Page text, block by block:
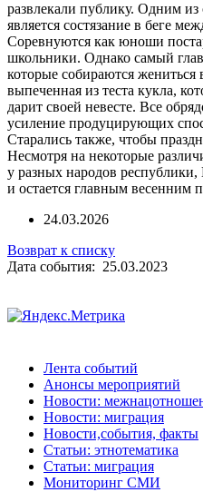
развлекали публику. Одним из
является состязание в беге
Соревнуются как юноши
школьники. Однако самый
которые собираются жениться
выпеченная из теста кукла,
дарит своей невесте. Все
усиление продуцирующих
Старались также, чтобы
Несмотря на некоторые
у разных народов
и остается главным весенним
24.03.2026
Возврат к списку
Дата события: 25.03.2023
Лента событий
Анонсы мероприятий
Новости:
Новости: миграция
Новости,события, факты
Статьи: этнотематика
Статьи: миграция
Мониторинг СМИ